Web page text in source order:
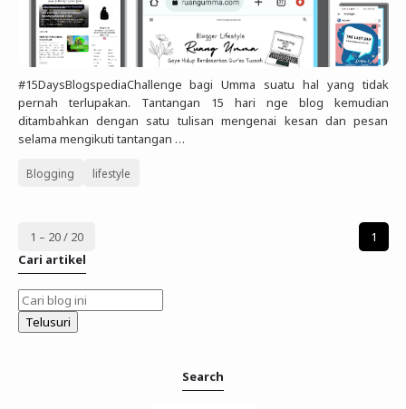
#15DaysBlogspediaChallenge bagi Umma suatu hal yang tidak
pernah terlupakan. Tantangan 15 hari nge blog kemudian
ditambahkan dengan satu tulisan mengenai kesan dan pesan
selama mengikuti tantangan …
Blogging lifestyle
1 – 20 / 20
1
Cari artikel
Search